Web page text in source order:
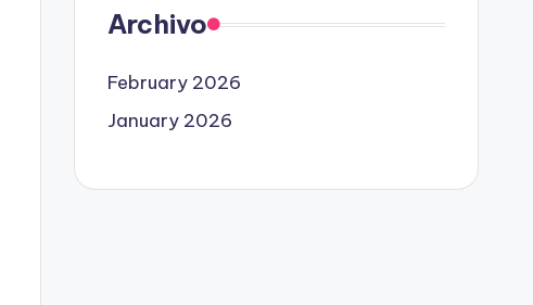
Archivo
February 2026
January 2026